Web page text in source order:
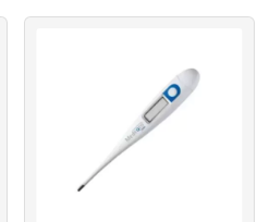
e Mesoterapia
a Vácuo
de Insulina
Luva Vinil
Mascara
Sapatilha Propé
Touca